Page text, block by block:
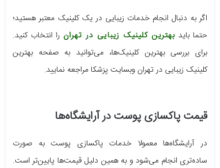
اگر به دنبال انجام خدمات زیبایی در یک کلینیک معتبر هستید؛
حتما باید بهترین کلینیک زیبایی در تهران را انتخاب کنید.
برای بررسی بهترین کلینیک‌ها، می‌توانید به صفحه بهترین
کلینیک زیبایی در تهران وبسایت پزشکا مراجعه نمایید.
قیمت پاکسازی پوست در آرایشگاه‌ها
در آرایشگاه‌ها معمولا خدمات پاکسازی پوست به صورت
ساده‌تری انجام می‌شود و به همین دلیل قیمت‌ها پایین‌تر است.